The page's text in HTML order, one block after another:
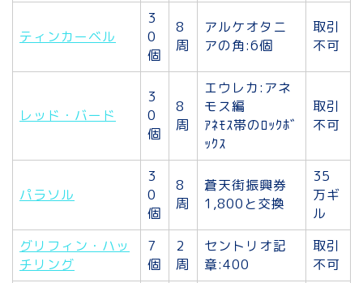
ティンカーベル
3
0
個
8
周
アルケオタニ
アの角:6個
取引
不可
レッド・バード
3
0
個
8
周
エウレカ:アネ
モス編
ｱﾈﾓｽ帯のﾛｯｸﾎﾞ
ｯｸｽ
取引
不可
パラソル
3
0
個
8
周
蒼天街振興券
1,800と交換
35
万ギ
ル
グリフィン・ハッ
チリング
7
個
2
周
セントリオ記
章:400
取引
不可